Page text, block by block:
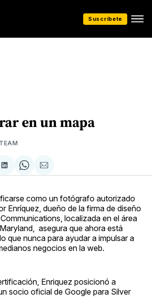
Suscríbete
en un mapa
Compartir
en
Share
on
Compartir
via
como un fotógrafo autorizado
Enríquez, dueño de la firma de diseño
localizada en el área
asegura que ahora está
que nunca para ayudar a impulsar a
negocios en la web.
Enriquez posicionó a
socio oficial de Google para Silver